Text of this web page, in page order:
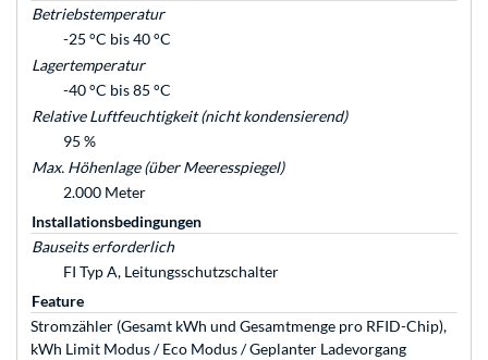
Betriebstemperatur
-25 °C bis 40 °C
Lagertemperatur
-40 °C bis 85 °C
Relative Luftfeuchtigkeit (nicht kondensierend)
95 %
Max. Höhenlage (über Meeresspiegel)
2.000 Meter
Installationsbedingungen
Bauseits erforderlich
FI Typ A, Leitungsschutzschalter
Feature
Stromzähler (Gesamt kWh und Gesamtmenge pro RFID-Chip),
kWh Limit Modus / Eco Modus / Geplanter Ladevorgang